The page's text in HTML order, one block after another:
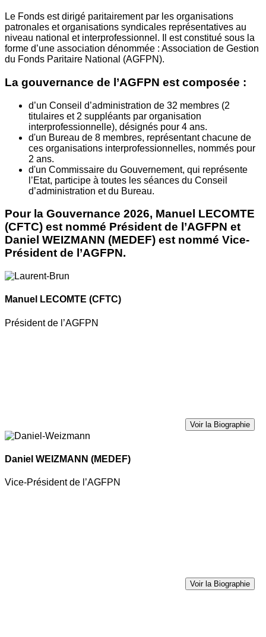
Le Fonds est dirigé paritairement par les organisations
patronales et organisations syndicales représentatives au
niveau national et interprofessionnel. Il est constitué sous la
forme d’une association dénommée : Association de Gestion
du Fonds Paritaire National (AGFPN).
La gouvernance de l’AGFPN est composée :
d’un Conseil d’administration de 32 membres (2
titulaires et 2 suppléants par organisation
interprofessionnelle), désignés pour 4 ans.
d'un Bureau de 8 membres, représentant chacune de
ces organisations interprofessionnelles, nommés pour
2 ans.
d'un Commissaire du Gouvernement, qui représente
l’Etat, participe à toutes les séances du Conseil
d’administration et du Bureau.
Pour la Gouvernance 2026, Manuel LECOMTE
(CFTC) est nommé Président de l’AGFPN et
Daniel WEIZMANN (MEDEF) est nommé Vice-
Président de l’AGFPN.
Manuel LECOMTE (CFTC)
Président de l’AGFPN
Voir la Biographie
Daniel WEIZMANN (MEDEF)
Vice-Président de l’AGFPN
Voir la Biographie